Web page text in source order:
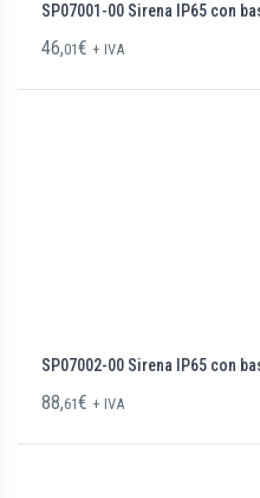
SP07001-00 Sirena IP65 con
46,01€ + IVA
SP07002-00 Sirena IP65 con
88,61€ + IVA